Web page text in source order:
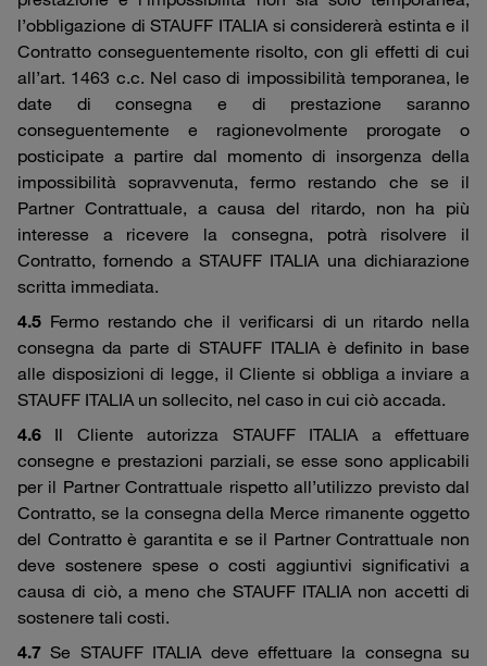
l’obbligazione di STAUFF ITALIA si considererà estinta e il
Contratto conseguentemente risolto, con gli effetti di cui
all’art. 1463 c.c. Nel caso di impossibilità temporanea, le
date di consegna e di prestazione saranno
conseguentemente e ragionevolmente prorogate o
posticipate a partire dal momento di insorgenza della
impossibilità sopravvenuta, fermo restando che se il
Partner Contrattuale, a causa del ritardo, non ha più
interesse a ricevere la consegna, potrà risolvere il
Contratto, fornendo a STAUFF ITALIA una dichiarazione
scritta immediata.
4.5 Fermo restando che il verificarsi di un ritardo nella
consegna da parte di STAUFF ITALIA è definito in base
alle disposizioni di legge, il Cliente si obbliga a inviare a
STAUFF ITALIA un sollecito, nel caso in cui ciò accada.
4.6 Il Cliente autorizza STAUFF ITALIA a effettuare
consegne e prestazioni parziali, se esse sono applicabili
per il Partner Contrattuale rispetto all’utilizzo previsto dal
Contratto, se la consegna della Merce rimanente oggetto
del Contratto è garantita e se il Partner Contrattuale non
deve sostenere spese o costi aggiuntivi significativi a
causa di ciò, a meno che STAUFF ITALIA non accetti di
sostenere tali costi.
4.7 Se STAUFF ITALIA deve effettuare la consegna su